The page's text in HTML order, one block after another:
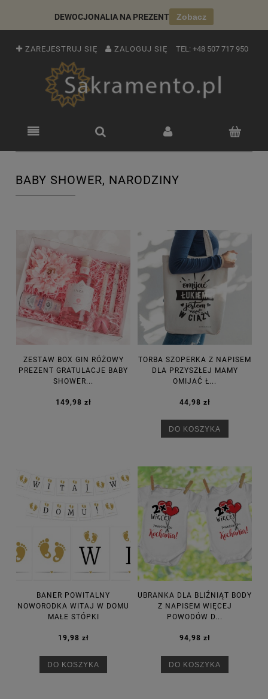
DEWOCJONALIA NA PREZENT Zobacz
ZAREJESTRUJ SIĘ ZALOGUJ SIĘ TEL: +48 507 717 950
BABY SHOWER, NARODZINY
ZESTAW BOX GIN RÓŻOWY
PREZENT GRATULACJE BABY
SHOWER...
149,98 zł
TORBA SZOPERKA Z NAPISEM
DLA PRZYSZŁEJ MAMY
OMIJAĆ Ł...
44,98 zł
DO KOSZYKA
BANER POWITALNY
NOWORODKA WITAJ W DOMU
MAŁE STÓPKI
19,98 zł
DO KOSZYKA
UBRANKA DLA BLIŹNIĄT BODY
Z NAPISEM WIĘCEJ
POWODÓW D...
94,98 zł
DO KOSZYKA